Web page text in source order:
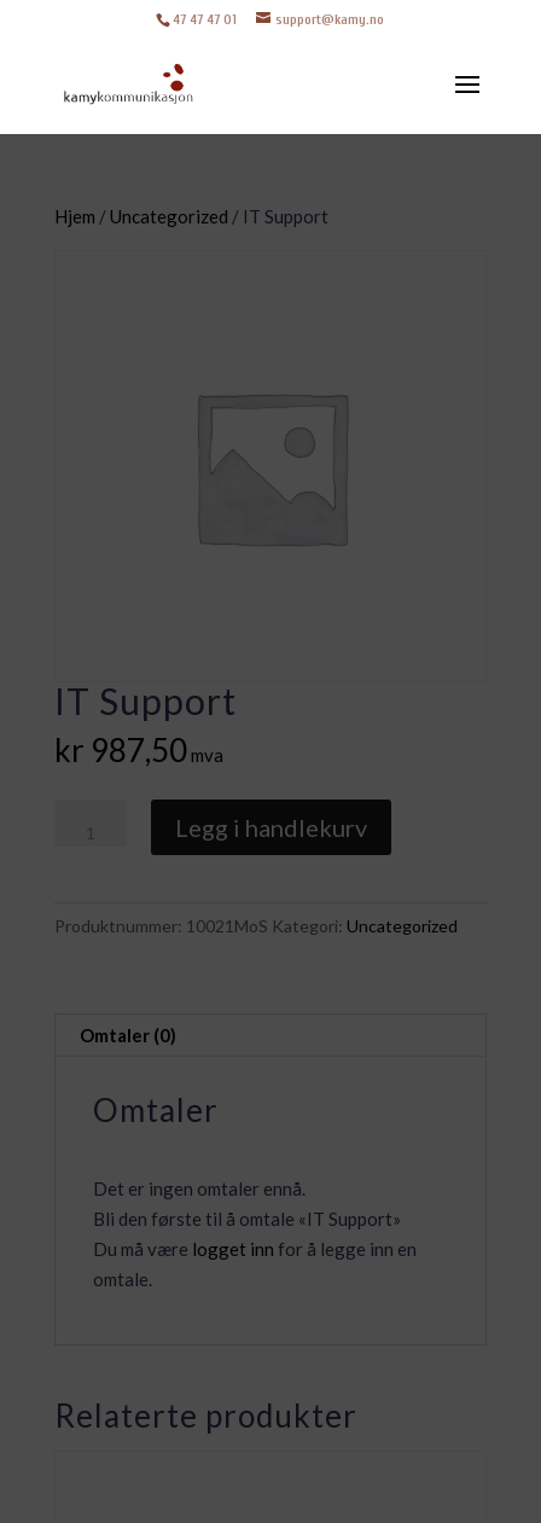
47 47 47 01 support@kamy.no
Hjem / Uncategorized / IT Support
IT Support
kr 987,50 mva
Support
Legg i handlekurv
Produktnummer: 10021MoS Kategori: Uncategorized
Omtaler (0)
Omtaler
Det er ingen omtaler ennå.
Bli den første til å omtale «IT Support»
Du må være logget inn for å legge inn en
omtale.
Relaterte produkter